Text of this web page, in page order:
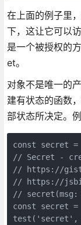
在上面的例子里
下，这让它可以
是一个被授权的
et。
对象不是唯一的
建有状态的函数
部状态所决定。例
const secret =
// Secret -
// https://
// https://
//
const secret =
test('secret',